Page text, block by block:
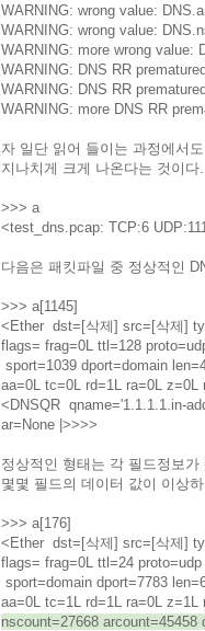
WARNING: wrong value:
WARNING: wrong value:
WARNING: more wrong value:
WARNING: DNS RR
WARNING: DNS RR
WARNING: more DNS RR
자 일단 읽어 들이는 과정에서
지나치게 크게 나온다는 것이다.
>>> a
<test_dns.pcap: TCP:6
다음은 패킷파일 중 정상적인
>>> a[1145]
<Ether dst=[삭제] src=[삭제]
flags= frag=0L ttl=128
sport=1039 dport=domain
aa=0L tc=0L rd=1L ra=0L
<DNSQR qname='1.1.1.1.in-
ar=None |>>>>
정상적인 형태는 각 필드정보
몇몇 필드의 데이터 값이 이상
>>> a[176]
<Ether dst=[삭제] src=[삭제]
flags= frag=0L ttl=24
sport=domain dport=7783
aa=0L tc=1L rd=1L ra=0L z=1L
nscount=27668 arcount=45458